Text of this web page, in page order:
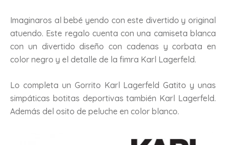
Imaginaros al bebé yendo con este divertido y original
atuendo. Este regalo cuenta con una camiseta blanca
con un divertido diseño con cadenas y corbata en
color negro y el detalle de la fimra Karl Lagerfeld.
Lo completa un Gorrito Karl Lagerfeld Gatito y unas
simpáticas botitas deportivas también Karl Lagerfeld.
Además del osito de peluche en color blanco.